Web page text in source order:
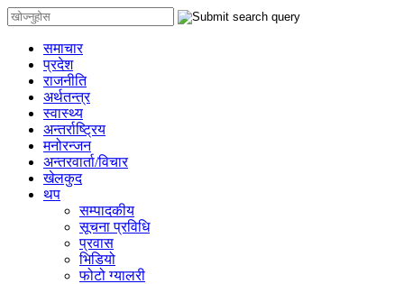
समाचार
प्रदेश
राजनीति
अर्थतन्त्र
स्वास्थ्य
अन्तर्राष्ट्रिय
मनोरन्जन
अन्तरवार्ता/विचार
खेलकुद
थप
सम्पादकीय
सूचना प्रविधि
प्रवास
भिडियो
फोटो ग्यालरी